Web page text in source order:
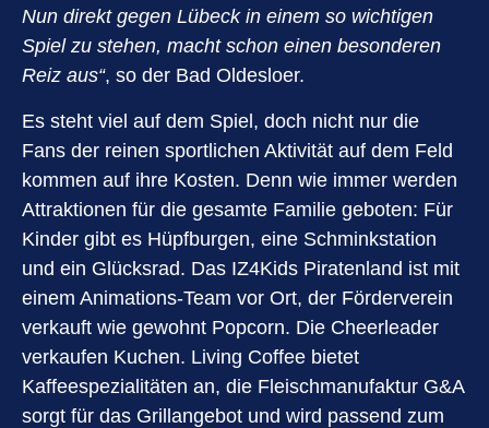
Nun direkt gegen Lübeck in einem so wichtigen
Spiel zu stehen, macht schon einen besonderen
Reiz aus“, so der Bad Oldesloer.
Es steht viel auf dem Spiel, doch nicht nur die
Fans der reinen sportlichen Aktivität auf dem Feld
kommen auf ihre Kosten. Denn wie immer werden
Attraktionen für die gesamte Familie geboten: Für
Kinder gibt es Hüpfburgen, eine Schminkstation
und ein Glücksrad. Das IZ4Kids Piratenland ist mit
einem Animations-Team vor Ort, der Förderverein
verkauft wie gewohnt Popcorn. Die Cheerleader
verkaufen Kuchen. Living Coffee bietet
Kaffeespezialitäten an, die Fleischmanufaktur G&A
sorgt für das Grillangebot und wird passend zum